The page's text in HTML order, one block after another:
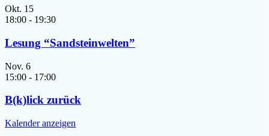
Okt. 15
18:00 - 19:30
Lesung “Sandsteinwelten”
Nov. 6
15:00 - 17:00
B(k)lick zurück
Kalender anzeigen